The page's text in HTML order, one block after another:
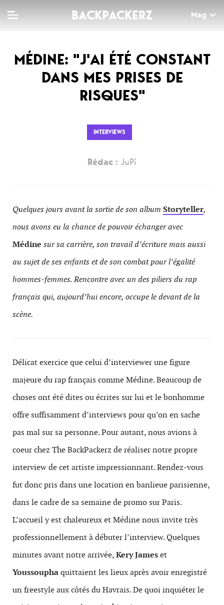
BACKPACKERZ Mag
TV MAG
Dossiers
Interviews
Chroniques
AGENDA
MÉDINE: "J'AI ÉTÉ CONSTANT
DANS MES PRISES DE
RISQUES"
INTERVIEWS
Rédac : JuPi
Quelques jours avant la sortie de son album Storyteller,
nous avons eu la chance de pouvoir échanger avec
Médine sur sa carrière, son travail d’écriture mais aussi
au sujet de ses enfants et de son combat pour l’égalité
hommes-femmes. Rencontre avec un des piliers du rap
français qui, aujourd’hui encore, occupe le devant de la
scène.
Délicat exercice que celui d’interviewer une figure
majeure du rap français comme Médine. Beaucoup de
choses ont été dites ou écrites sur lui et le bonhomme
offre suffisamment d’interviews pour qu’on en sache
pas mal sur sa personne. Pour autant, nous avions à
coeur chez The BackPackerz de réaliser notre propre
interview de cet artiste impressionnant. Rendez-vous
fut donc pris dans une location en banlieue parisienne,
dans le cadre de sa semaine de promo sur Paris.
L’accueil y est chaleureux et Médine nous invite très
professionnellement à débuter l’interview. Quelques
minutes avant notre arrivée,Kery Jameset
Youssouphaquittaient les lieux après avoir enregistré
un freestyle aux côtés du Havrais. De quoi inquiéter le